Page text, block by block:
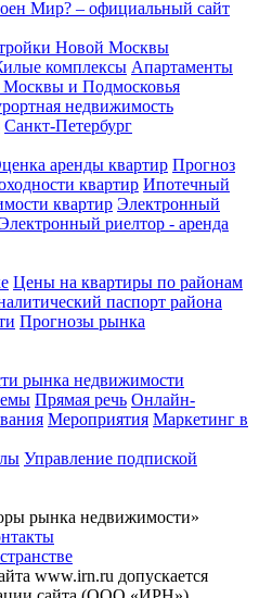
Мир? – официальный сайт
Новой Москвы
комплексы Апартаменты
и Подмосковья
недвижимость
Санкт-Петербург
аренды квартир Прогноз
квартир Ипотечный
квартир Электронный
риелтор - аренда
Цены на квартиры по районам
паспорт района
Прогнозы рынка
рынка недвижимости
Прямая речь Онлайн-
Мероприятия Маркетинг в
Управление подпиской
рынка недвижимости»
www.irn.ru допускается